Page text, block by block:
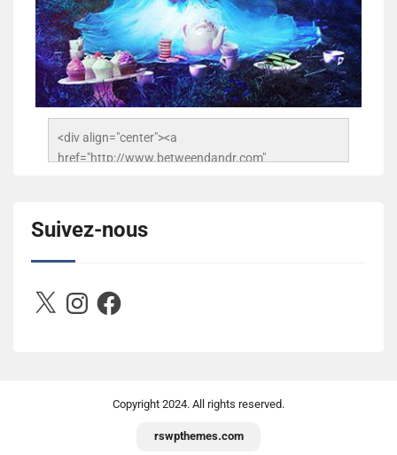
<div align="center"><a
href="http://www.betweendandr.com"
503716673157532-2788222864243652657-n.jpg"
alt="Between D&R" style="border:none;" /></a>
</div>
Suivez-nous
X InstagramFacebook
Copyright 2024. All rights reserved.
rswpthemes.com